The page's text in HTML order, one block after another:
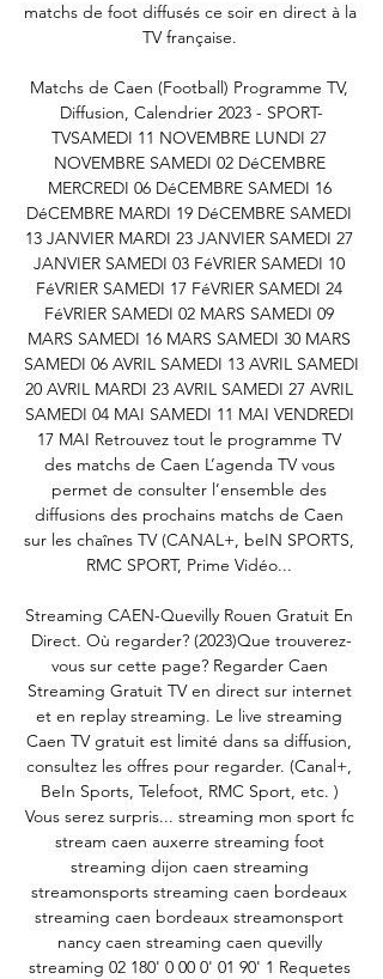
matchs de foot diffusés ce soir en direct à la
TV française.
Matchs de Caen (Football) Programme TV,
Diffusion, Calendrier 2023 - SPORT-
TVSAMEDI 11 NOVEMBRE LUNDI 27
NOVEMBRE SAMEDI 02 DéCEMBRE
MERCREDI 06 DéCEMBRE SAMEDI 16
DéCEMBRE MARDI 19 DéCEMBRE SAMEDI
13 JANVIER MARDI 23 JANVIER SAMEDI 27
JANVIER SAMEDI 03 FéVRIER SAMEDI 10
FéVRIER SAMEDI 17 FéVRIER SAMEDI 24
FéVRIER SAMEDI 02 MARS SAMEDI 09
MARS SAMEDI 16 MARS SAMEDI 30 MARS
SAMEDI 06 AVRIL SAMEDI 13 AVRIL SAMEDI
20 AVRIL MARDI 23 AVRIL SAMEDI 27 AVRIL
SAMEDI 04 MAI SAMEDI 11 MAI VENDREDI
17 MAI Retrouvez tout le programme TV
des matchs de Caen L’agenda TV vous
permet de consulter l’ensemble des
diffusions des prochains matchs de Caen
sur les chaînes TV (CANAL+, beIN SPORTS,
RMC SPORT, Prime Vidéo...
Streaming CAEN-Quevilly Rouen Gratuit En
Direct. Où regarder? (2023)Que trouverez-
vous sur cette page? Regarder Caen
Streaming Gratuit TV en direct sur internet
et en replay streaming. Le live streaming
Caen TV gratuit est limité dans sa diffusion,
consultez les offres pour regarder. (Canal+,
BeIn Sports, Telefoot, RMC Sport, etc. )
Vous serez surpris... streaming mon sport fc
stream caen auxerre streaming foot
streaming dijon caen streaming
streamonsports streaming caen bordeaux
streaming caen bordeaux streamonsport
nancy caen streaming caen quevilly
streaming 02 180' 0 00 0' 01 90' 1 Requetes